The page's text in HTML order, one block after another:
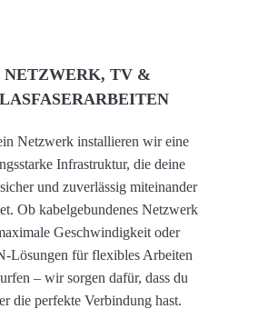
NETZWERK, TV &
Netzwerk installieren wir eine
Infrastruktur, die deine
und zuverlässig miteinander
Ob kabelgebundenes Netzwerk
Geschwindigkeit oder
Lösungen für flexibles Arbeiten
– wir sorgen dafür, dass du
die perfekte Verbindung hast.